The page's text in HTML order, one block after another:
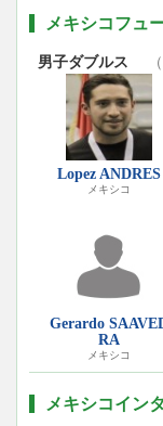
メキシコフュ
男子ダブルス
Lopez ANDRES
メキシコ
Gerardo
RA
メキシコ
メキシコイン